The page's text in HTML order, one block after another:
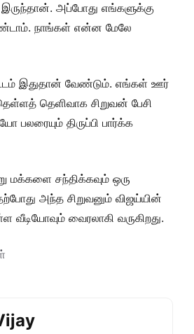
இருந்தான். அப்போது எங்களுக்கு
நாங்கள் என்ன மேலே
இதுதான் வேண்டும். எங்கள் ஊர்
தெளிவாக சிறுவன் பேசி
பலரையும் திருப்பி பார்க்க
மக்களை சந்திக்கவும் ஒரு
அந்த சிறுவனும் விஜய்யின்
வைரலாகி வருகிறது.